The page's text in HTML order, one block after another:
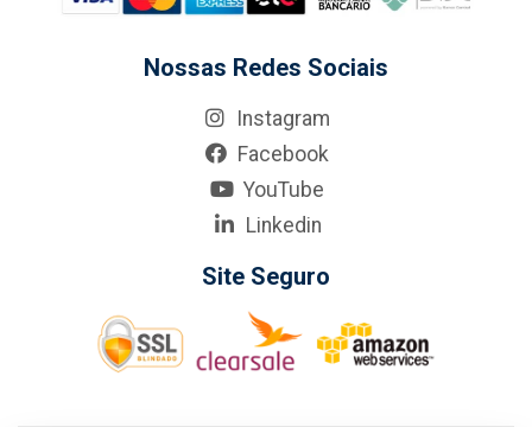
Nossas Redes Sociais
Instagram
Facebook
YouTube
Linkedin
Site Seguro